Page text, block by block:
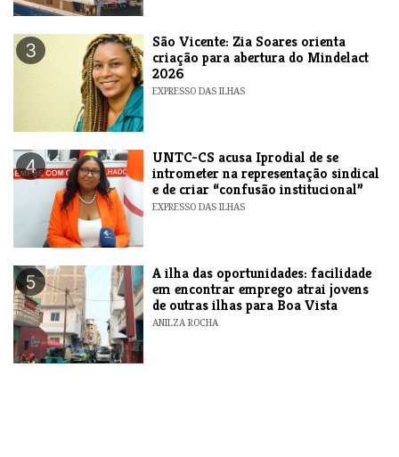
3
São Vicente: Zia Soares orienta
criação para abertura do Mindelact
2026
EXPRESSO DAS ILHAS
4
UNTC-CS acusa Iprodial de se
intrometer na representação sindical
e de criar “confusão institucional”
EXPRESSO DAS ILHAS
5
A ilha das oportunidades: facilidade
em encontrar emprego atrai jovens
de outras ilhas para Boa Vista
ANILZA ROCHA